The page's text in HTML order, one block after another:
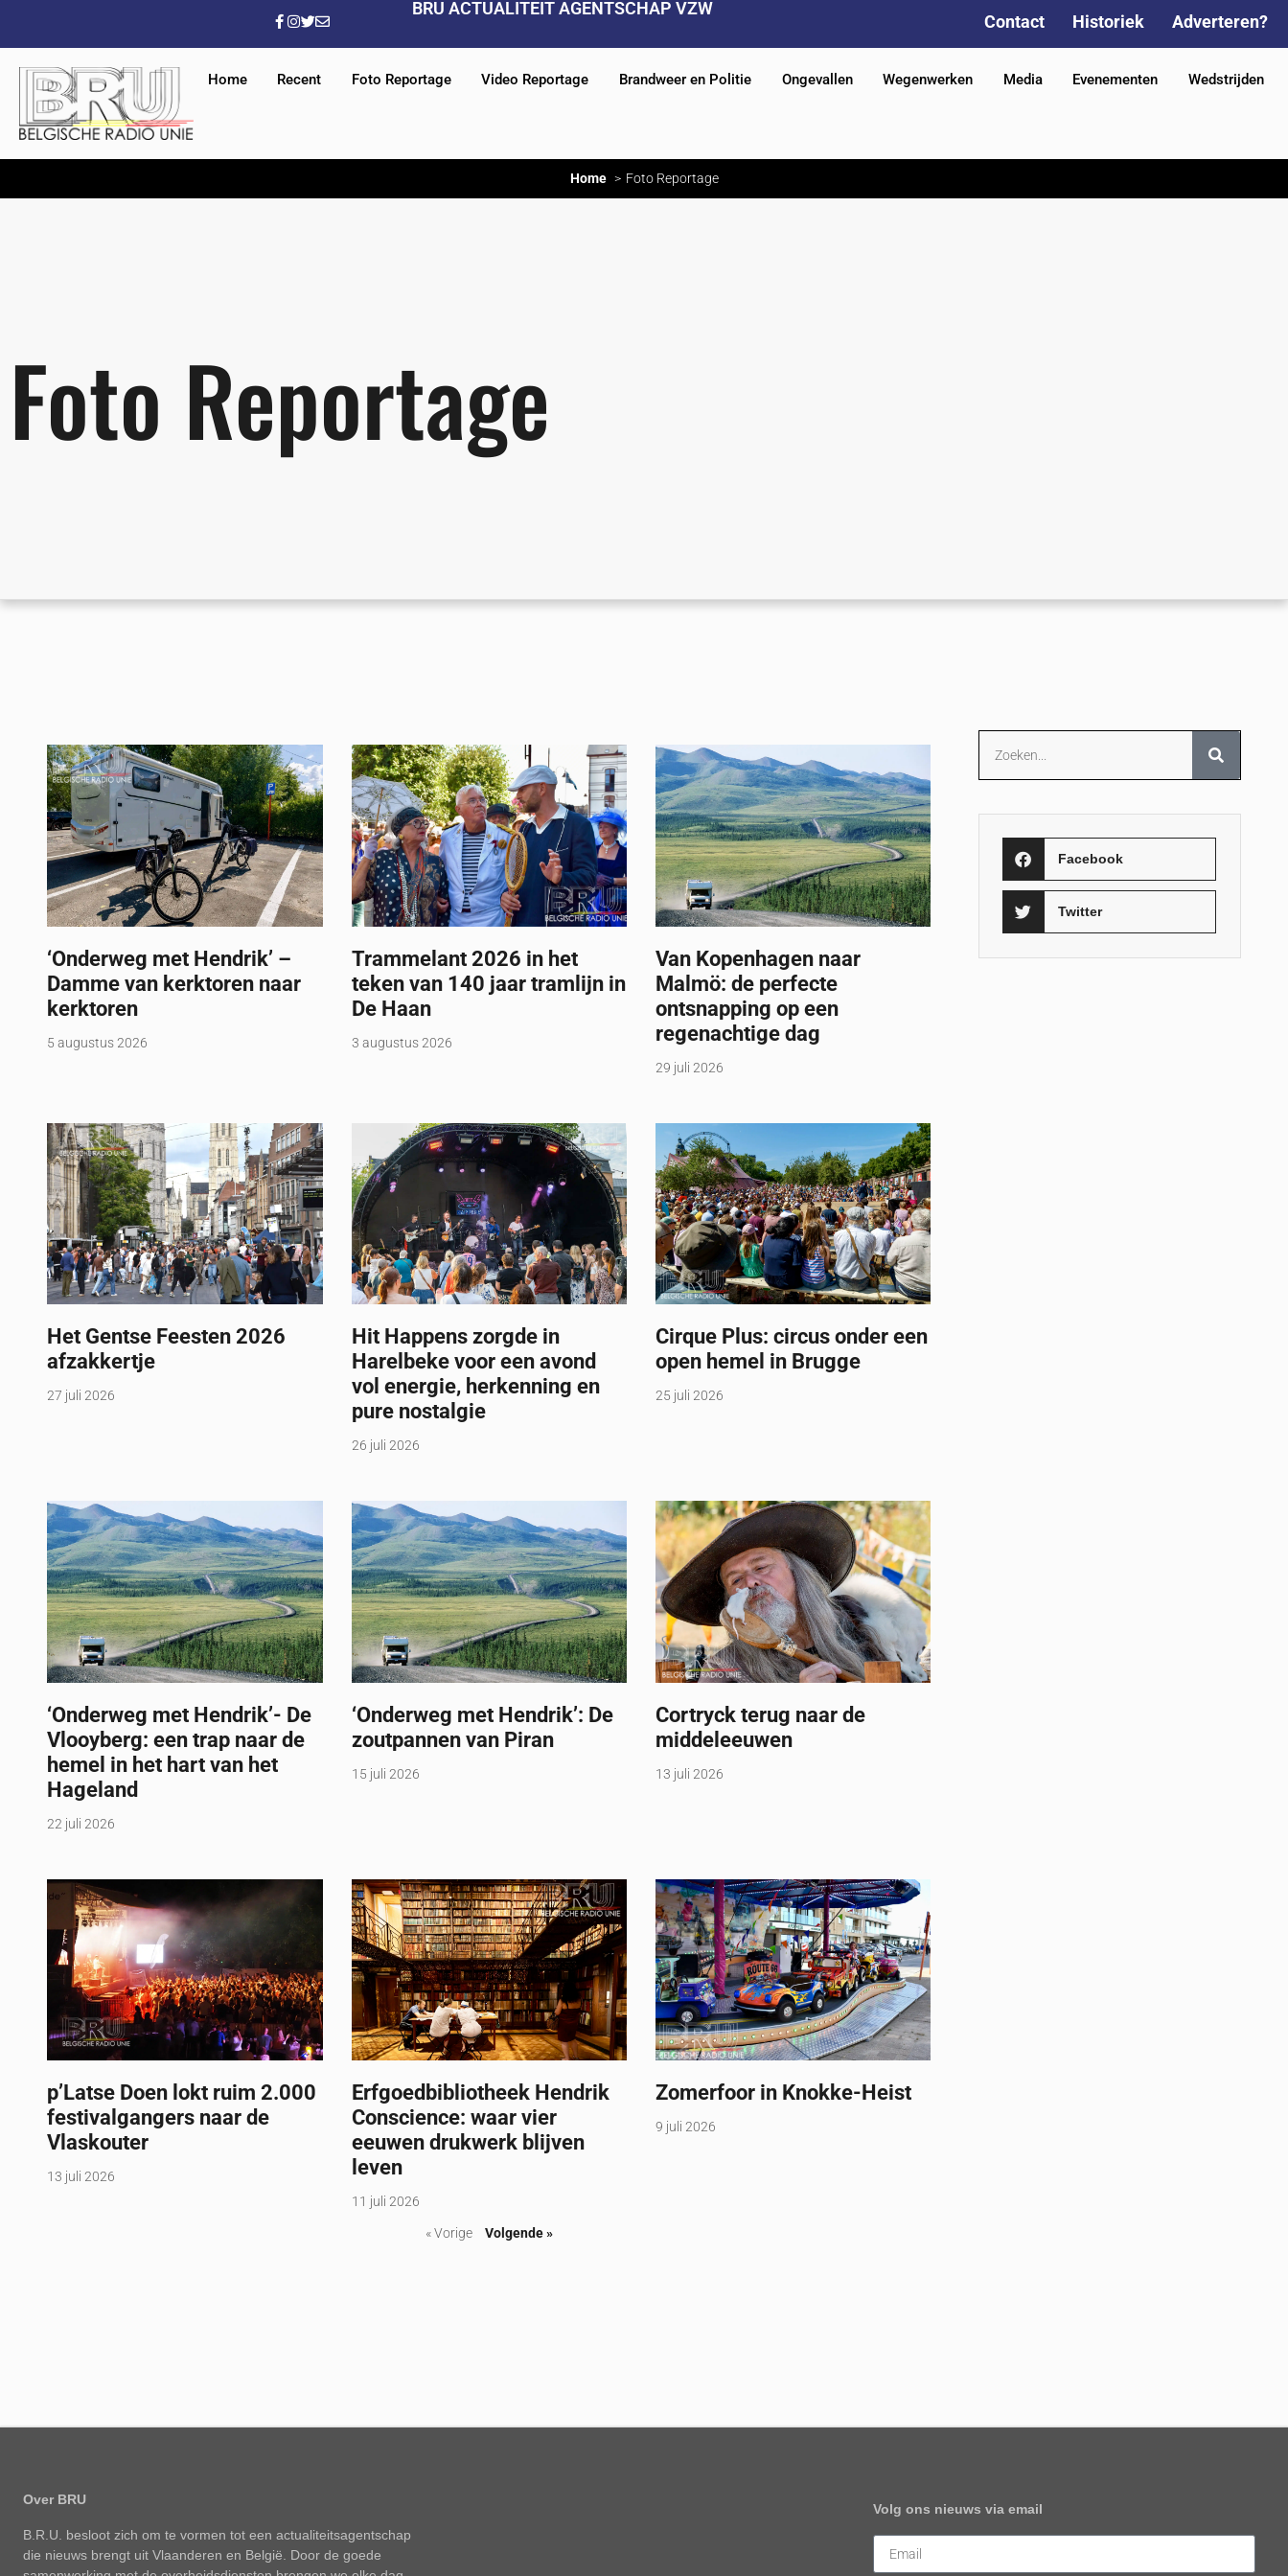
BRU ACTUALITEIT AGENTSCHAP VZW
Contact Historiek Adverteren?
Home Recent Foto Reportage Video Reportage Brandweer en Politie Ongevallen Wegenwerken Media Evenementen Wedstrijden
Home Foto Reportage
Foto Reportage
‘Onderweg met Hendrik’ –
Damme van kerktoren naar
kerktoren
5 augustus 2026
Trammelant 2026 in het
teken van 140 jaar tramlijn in
De Haan
3 augustus 2026
Van Kopenhagen naar
Malmö: de perfecte
ontsnapping op een
regenachtige dag
29 juli 2026
Het Gentse Feesten 2026
afzakkertje
27 juli 2026
Hit Happens zorgde in
Harelbeke voor een avond
vol energie, herkenning en
pure nostalgie
26 juli 2026
Cirque Plus: circus onder een
open hemel in Brugge
25 juli 2026
‘Onderweg met Hendrik’- De
Vlooyberg: een trap naar de
hemel in het hart van het
Hageland
22 juli 2026
‘Onderweg met Hendrik’: De
zoutpannen van Piran
15 juli 2026
Cortryck terug naar de
middeleeuwen
13 juli 2026
p’Latse Doen lokt ruim 2.000
festivalgangers naar de
Vlaskouter
13 juli 2026
Erfgoedbibliotheek Hendrik
Conscience: waar vier
eeuwen drukwerk blijven
leven
11 juli 2026
Zomerfoor in Knokke-Heist
9 juli 2026
« Vorige Volgende »
Facebook
Twitter
Over BRU
B.R.U. besloot zich om te vormen tot een actualiteitsagentschap
die nieuws brengt uit Vlaanderen en België. Door de goede
Volg ons nieuws via email